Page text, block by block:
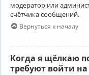
модератор или
счётчика сообщений.
Вернуться к началу
Когда я щёлкаю
требуют войти